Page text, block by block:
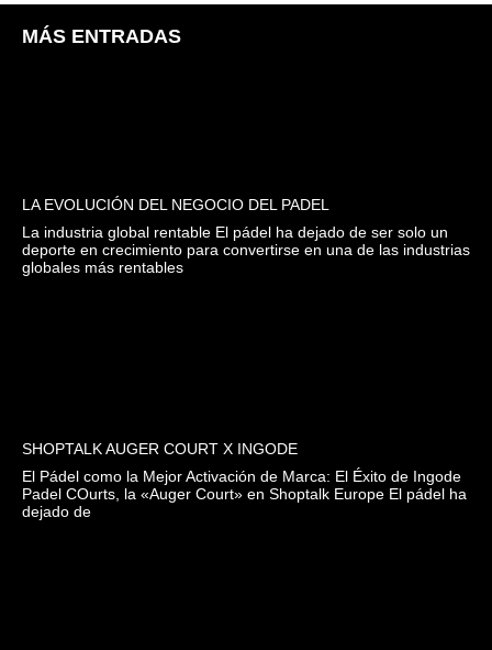
MÁS ENTRADAS
LA EVOLUCIÓN DEL NEGOCIO DEL PADEL
La industria global rentable El pádel ha dejado de ser solo un
deporte en crecimiento para convertirse en una de las industrias
globales más rentables
SHOPTALK AUGER COURT X INGODE
El Pádel como la Mejor Activación de Marca: El Éxito de Ingode
Padel COurts, la «Auger Court» en Shoptalk Europe El pádel ha
dejado de